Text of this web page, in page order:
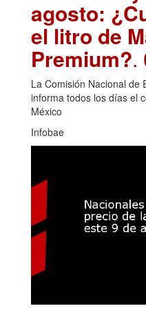
agosto:
el litro de
Premium?.
La Comisión Nacional de
informa todos los días el
México
Infobae